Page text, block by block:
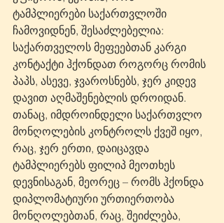
ტამპლიერები საქართვლოში
ჩამოვიდნენ, შესაძლებელია:
საქართველოს მეფეებთან კარგი
კონტაქტი ჰქონდათ როგორც რომის
პაპს, ასევე, ჯვაროსნებს, ჯერ კიდევ
დავით აღმაშენებლის დროიდან.
თანაც, იმდროინდელი საქართვლო
მონღოლების კონტროლს ქვეშ იყო,
რაც, ჯერ ერთი, დაიცავდა
ტამპლიერებს ფილიპ მეოთხეს
დევნისაგან, მეორეც – რომს ჰქონდა
დიპლომატიური ურთიერთობა
მონღოლებთან, რაც, შეიძლება,